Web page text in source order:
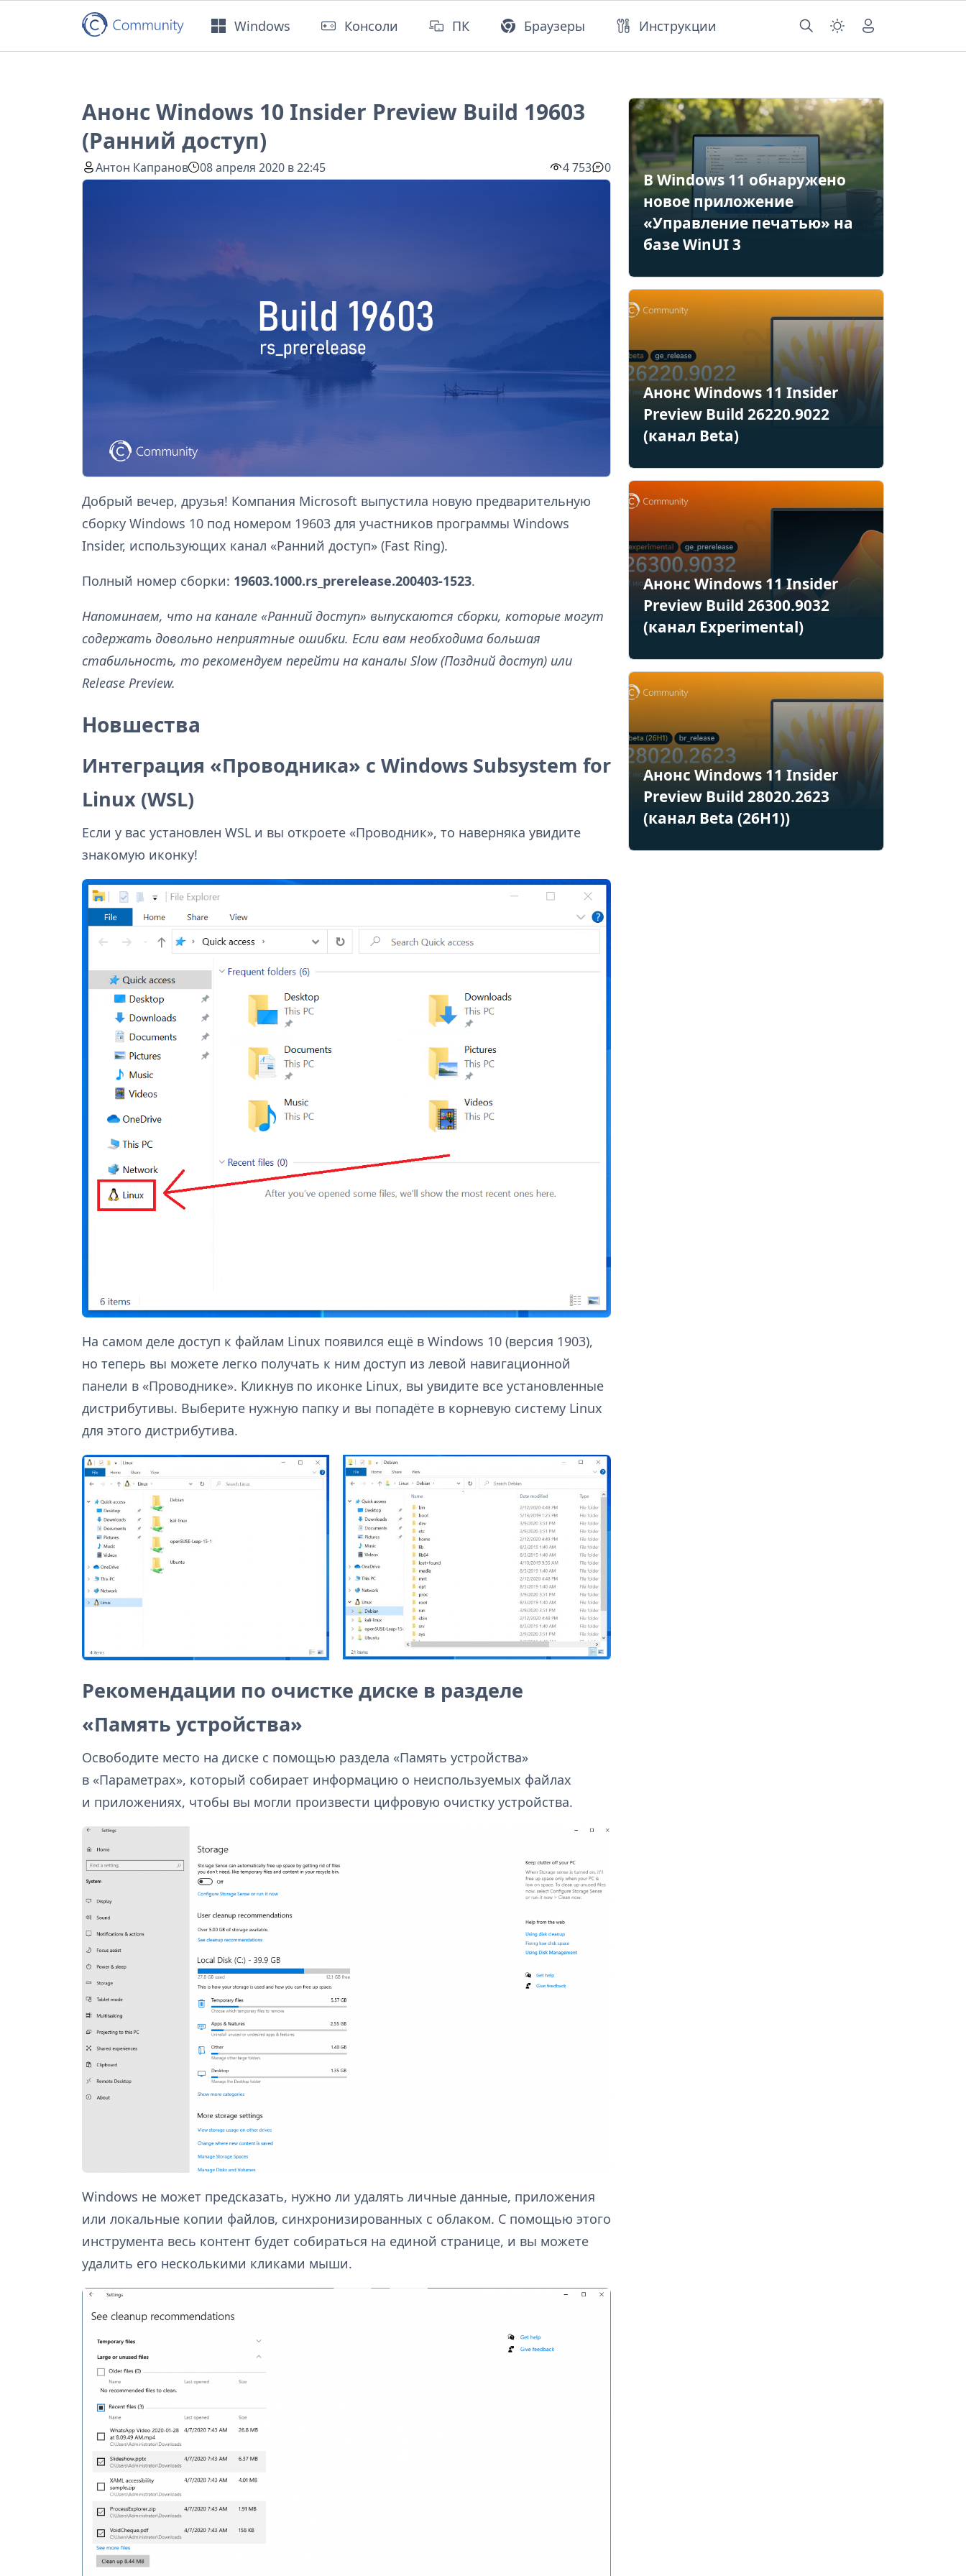
Windows Консоли ПК Браузеры Инструкции
Анонс Windows 10 Insider Preview Build 19603
(Ранний доступ)
Антон Капранов 08 апреля 2020 в 22:45 4 753 0
Добрый вечер, друзья! Компания Microsoft выпустила новую предварительную
сборку Windows 10 под номером 19603 для участников программы Windows
Insider, использующих канал «Ранний доступ» (Fast Ring).
Полный номер сборки: 19603.1000.rs_prerelease.200403-1523.
Напоминаем, что на канале «Ранний доступ» выпускаются сборки, которые могут
содержать довольно неприятные ошибки. Если вам необходима большая
стабильность, то рекомендуем перейти на каналы Slow (Поздний доступ) или
Release Preview.
Новшества
Интеграция «Проводника» с Windows Subsystem for
Linux (WSL)
Если у вас установлен WSL и вы откроете «Проводник», то наверняка увидите
знакомую иконку!
На самом деле доступ к файлам Linux появился ещё в Windows 10 (версия 1903),
но теперь вы можете легко получать к ним доступ из левой навигационной
панели в «Проводнике». Кликнув по иконке Linux, вы увидите все установленные
дистрибутивы. Выберите нужную папку и вы попадёте в корневую систему Linux
для этого дистрибутива.
Рекомендации по очистке диске в разделе
«Память устройства»
Освободите место на диске с помощью раздела «Память устройства»
в «Параметрах», который собирает информацию о неиспользуемых файлах
и приложениях, чтобы вы могли произвести цифровую очистку устройства.
Windows не может предсказать, нужно ли удалять личные данные, приложения
или локальные копии файлов, синхронизированных с облаком. С помощью этого
инструмента весь контент будет собираться на единой странице, и вы можете
удалить его несколькими кликами мыши.
В Windows 11 обнаружено
новое приложение
«Управление печатью» на
базе WinUI 3
Анонс Windows 11 Insider
Preview Build 26220.9022
(канал Beta)
Анонс Windows 11 Insider
Preview Build 26300.9032
(канал Experimental)
Анонс Windows 11 Insider
Preview Build 28020.2623
(канал Beta (26H1))